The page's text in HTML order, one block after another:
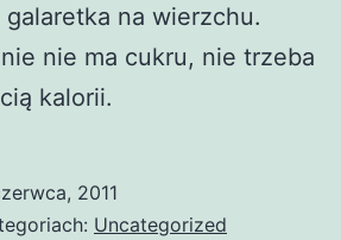
na wierzchu.
nie ma cukru, nie trzeba
kalorii.
2011
Uncategorized